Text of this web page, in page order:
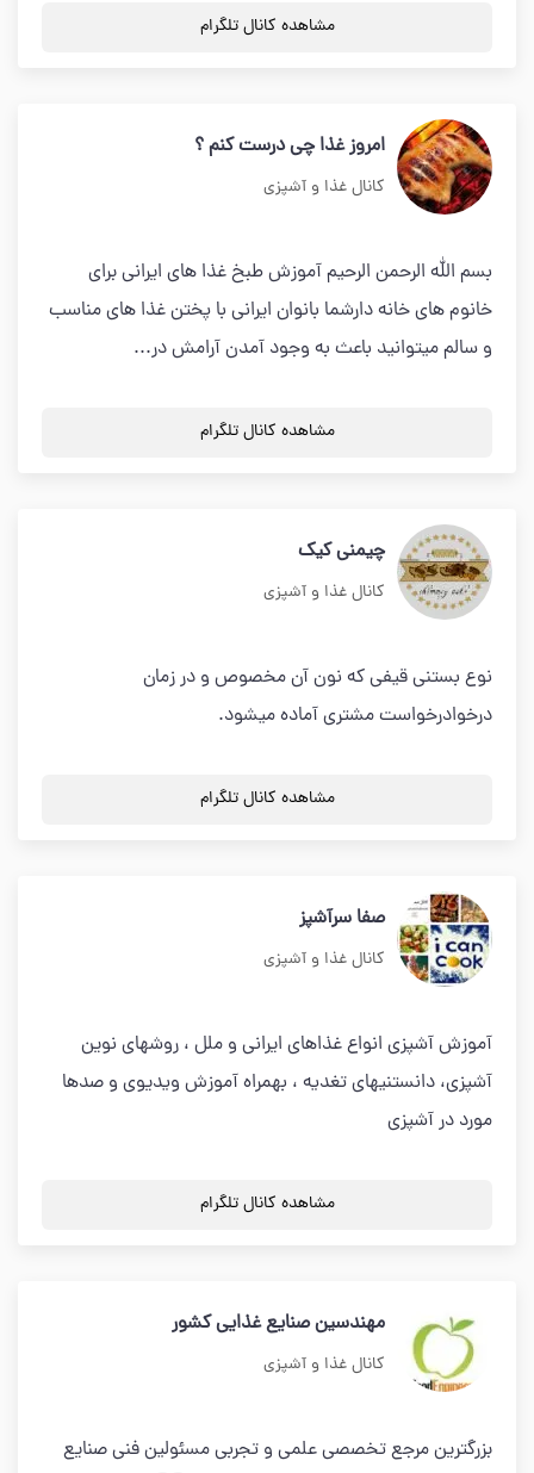
مشاهده کانال تلگرام
امروز غذا چی درست کنم ؟
کانال غذا و آشپزی
بسم الله الرحمن الرحیم آموزش طبخ غذا های ایرانی برای
خانوم های خانه دارشما بانوان ایرانی با پختن غذا های مناسب
و سالم میتوانید باعث به وجود آمدن آرامش در...
مشاهده کانال تلگرام
چیمنی کیک
کانال غذا و آشپزی
نوع بستنی قیفی که نون آن مخصوص و در زمان
درخوادرخواست مشتری آماده میشود.
مشاهده کانال تلگرام
صفا سرآشپز
کانال غذا و آشپزی
آموزش آشپزی انواع غذاهای ایرانی و ملل ، روشهای نوین
آشپزی، دانستنیهای تغدیه ، بهمراه آموزش ویدیوی و صدها
مورد در آشپزی
مشاهده کانال تلگرام
مهندسین صنایع غذایی کشور
کانال غذا و آشپزی
بزرگترین مرجع تخصصی علمی و تجربی مسئولین فنی صنایع